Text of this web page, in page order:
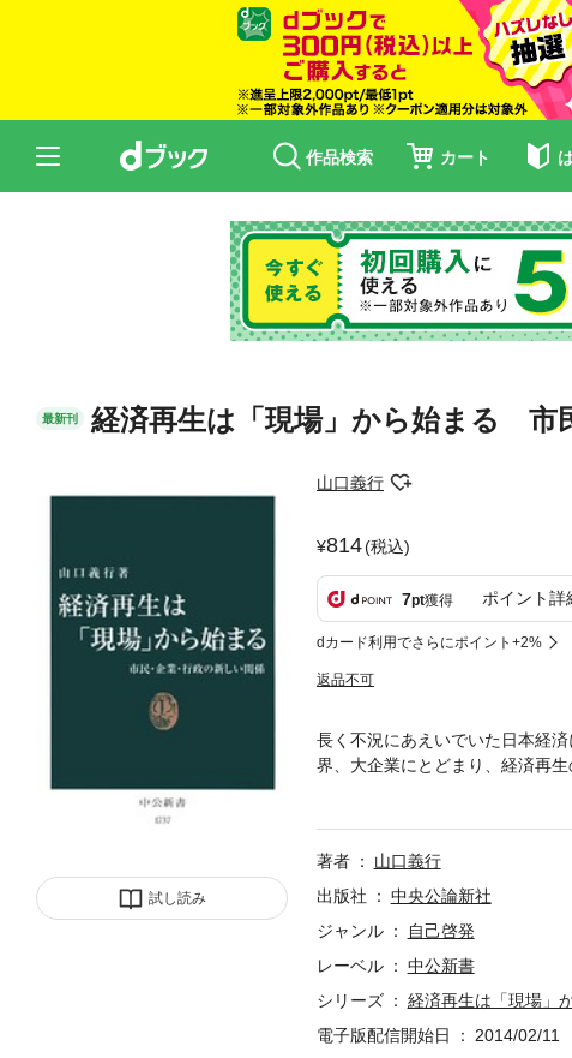
作品検索 カート
最新刊 経済再生は「現場」から始まる 市
試し読み
山口義行
814(税込)
7pt獲得 ポイント詳
dカード利用でさらにポイント+2%
返品不可
長く不況にあえいでいた日本経
界、大企業にとどまり、経済再
融機関の企業支援、産学協同、
著者
山口義行
出版社
中央公論新社
ジャンル
自己啓発
レーベル
中公新書
シリーズ
経済再生は「現場」
電子版配信開始日
2014/02/11